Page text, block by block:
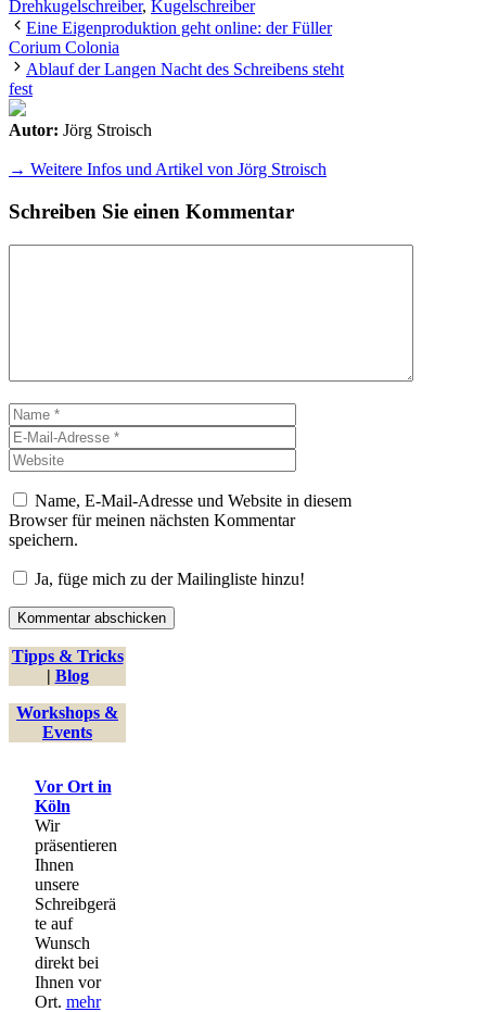
Drehkugelschreiber, Kugelschreiber
Eine Eigenproduktion geht online: der Füller
Corium Colonia
Ablauf der Langen Nacht des Schreibens steht
fest
Autor: Jörg Stroisch
→ Weitere Infos und Artikel von Jörg Stroisch
Schreiben Sie einen Kommentar
Name
Mail-
Adresse
Name, E-Mail-Adresse und Website in diesem
Browser für meinen nächsten Kommentar
speichern.
Ja, füge mich zu der Mailingliste hinzu!
Tipps & Tricks
| Blog
Workshops &
Events
Vor Ort in
Köln
Wir
präsentieren
Ihnen
unsere
Schreibgerä
te auf
Wunsch
direkt bei
Ihnen vor
Ort. mehr